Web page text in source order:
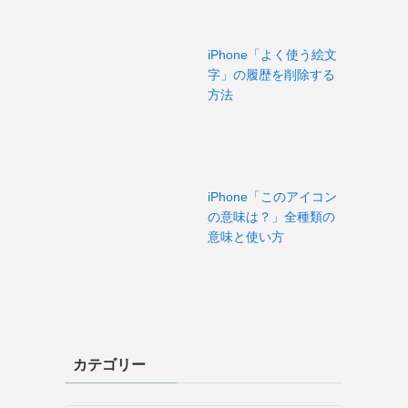
iPhone「よく使う絵文
字」の履歴を削除する
方法
iPhone「このアイコン
の意味は？」全種類の
意味と使い方
カテゴリー